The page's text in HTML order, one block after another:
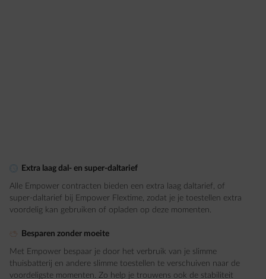
element-clock Extra laag dal- en super-daltarief​
Alle Empower contracten bieden een extra laag daltarief, of
super-daltarief bij Empower Flextime, zodat je je toestellen extra
voordelig kan gebruiken of opladen op deze momenten.​
element-piggybank Besparen zonder moeite​
Met Empower bespaar je door het verbruik van je slimme
thuisbatterij en andere slimme toestellen te verschuiven naar de
voordeligste momenten. Zo help je trouwens ook de stabiliteit